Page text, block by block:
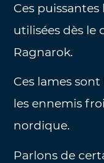
Ces
utilisées dès le
Ragnarok.
Ces lames
les ennemis
nordique.
Parlons de